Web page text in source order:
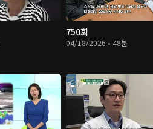
750회
04/18/2026 • 48분